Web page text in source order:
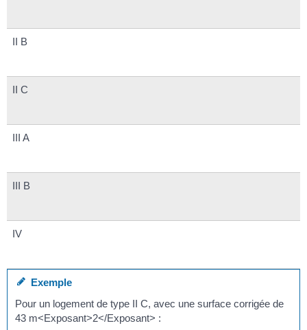
II B
II C
III A
III B
IV
Exemple
Pour un logement de type II C, avec une surface corrigée de
43 m<Exposant>2</Exposant> :